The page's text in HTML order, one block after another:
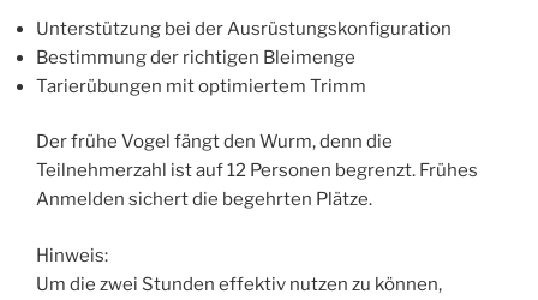
Unterstützung bei der Ausrüstungskonfiguration
Bestimmung der richtigen Bleimenge
Tarierübungen mit optimiertem Trimm
Der frühe Vogel fängt den Wurm, denn die
Teilnehmerzahl ist auf 12 Personen begrenzt. Frühes
Anmelden sichert die begehrten Plätze.
Hinweis:
Um die zwei Stunden effektiv nutzen zu können,